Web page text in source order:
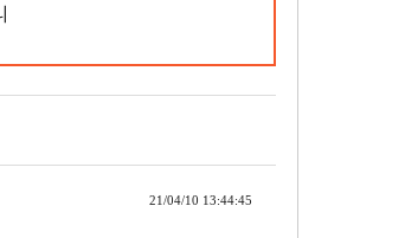
21/04/10 13:44:45